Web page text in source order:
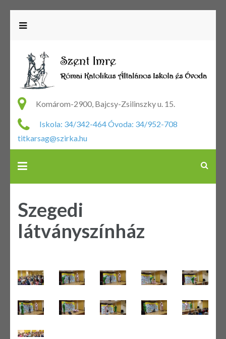
Komárom-2900, Bajcsy-Zsilinszky u. 15.
Iskola: 34/342-464 Óvoda: 34/952-708
titkarsag@szirka.hu
Szegedi
látványszínház